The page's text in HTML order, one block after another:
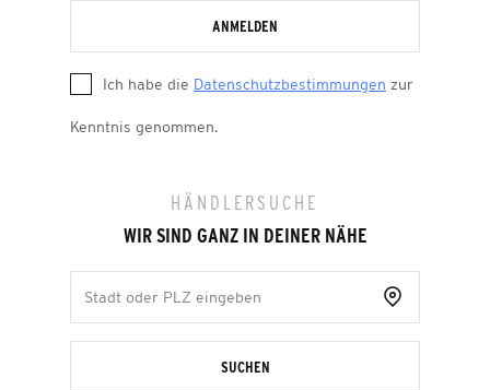
ANMELDEN
Ich habe die Datenschutzbestimmungen zur
Kenntnis genommen.
HÄNDLERSUCHE
WIR SIND GANZ IN DEINER NÄHE
SUCHEN